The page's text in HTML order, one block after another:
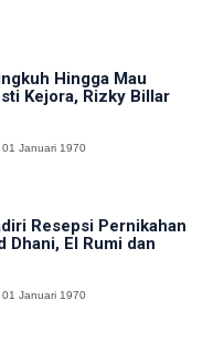
Hingga Mau
Kejora, Rizky Billar
01 Januari 1970
Resepsi Pernikahan
Dhani, El Rumi dan
01 Januari 1970